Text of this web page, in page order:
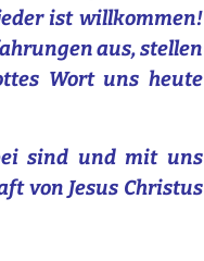
ist willkommen!
aus, stellen
Wort uns heute
sind und mit uns
von Jesus Christus